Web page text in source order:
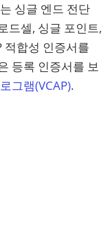
싱글 엔드 전단
드셀, 싱글 포인트,
적합성 인증서를
등록 인증서를 보
그램(VCAP).